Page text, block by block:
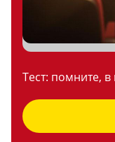
Тест: помните, в